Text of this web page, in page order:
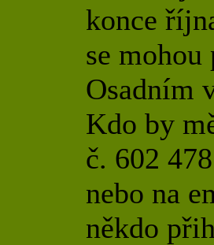
konce
se
Osadním
Kdo by
č. 602
nebo na
někdo